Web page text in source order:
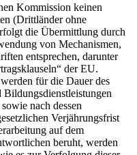
Kommission keinen
(Drittländer ohne
die Übermittlung durch
von Mechanismen,
entsprechen, darunter
der EU.
für die Dauer des
nach dessen
Verjährungsfrist
auf dem
beruht, werden